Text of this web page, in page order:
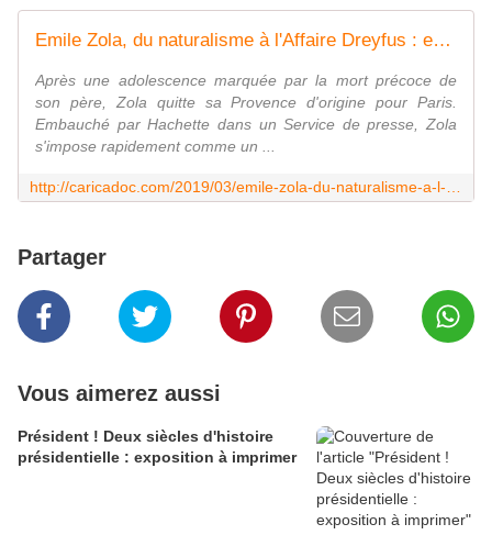
Emile Zola, du naturalisme à l'Affaire Dreyfus : exposition itinérante à louer (imprimer) - c a r i c a d o c
Après une adolescence marquée par la mort précoce de
son père, Zola quitte sa Provence d'origine pour Paris.
Embauché par Hachette dans un Service de presse, Zola
s'impose rapidement comme un ...
Partager
Vous aimerez aussi
Président ! Deux siècles d'histoire
présidentielle : exposition à imprimer